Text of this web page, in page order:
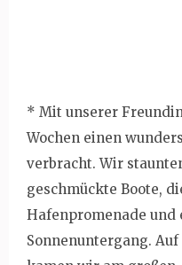
* Mit unserer
Wochen einen
verbracht. Wir
geschmückte Boote,
Hafenpromenade
Sonnenuntergang.